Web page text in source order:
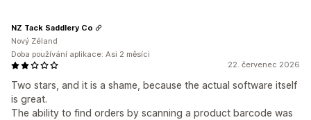
22. červenec 2026
Two stars, and it is a shame, because the actual software itself
is great.
The ability to find orders by scanning a product barcode was
NZ Tack Saddlery Co
Nový Zéland
Doba používání aplikace: Asi 2 měsíci